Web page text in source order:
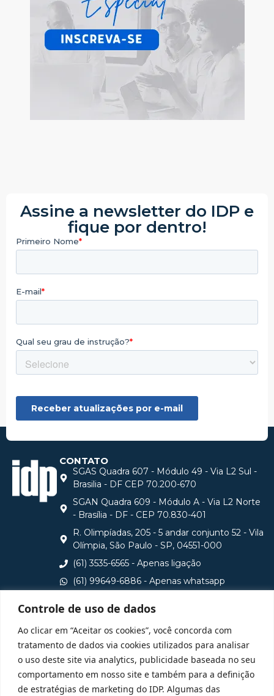
Controle de uso de dados
Ao clicar em “Aceitar os cookies”, você concorda com
tratamento de dados via cookies utilizados para analisar
o uso deste site via analytics, publicidade baseada no seu
comportamento em nosso site e também para a definição
de estratégias de marketing do IDP. Algumas das
Assine a newsletter do IDP e
fique por dentro!
CONTATO
SGAS Quadra 607 - Módulo 49 - Via L2 Sul -
Brasilia - DF CEP 70.200-670
SGAN Quadra 609 - Módulo A - Via L2 Norte
- Brasília - DF - CEP 70.830-401
R. Olimpíadas, 205 - 5 andar conjunto 52 - Vila
Olímpia, São Paulo - SP, 04551-000
(61) 3535-6565 - Apenas ligação
(61) 99649-6886 - Apenas whatsapp
Consulte aqui o cadastro da Instituição no Sistema e-
MEC